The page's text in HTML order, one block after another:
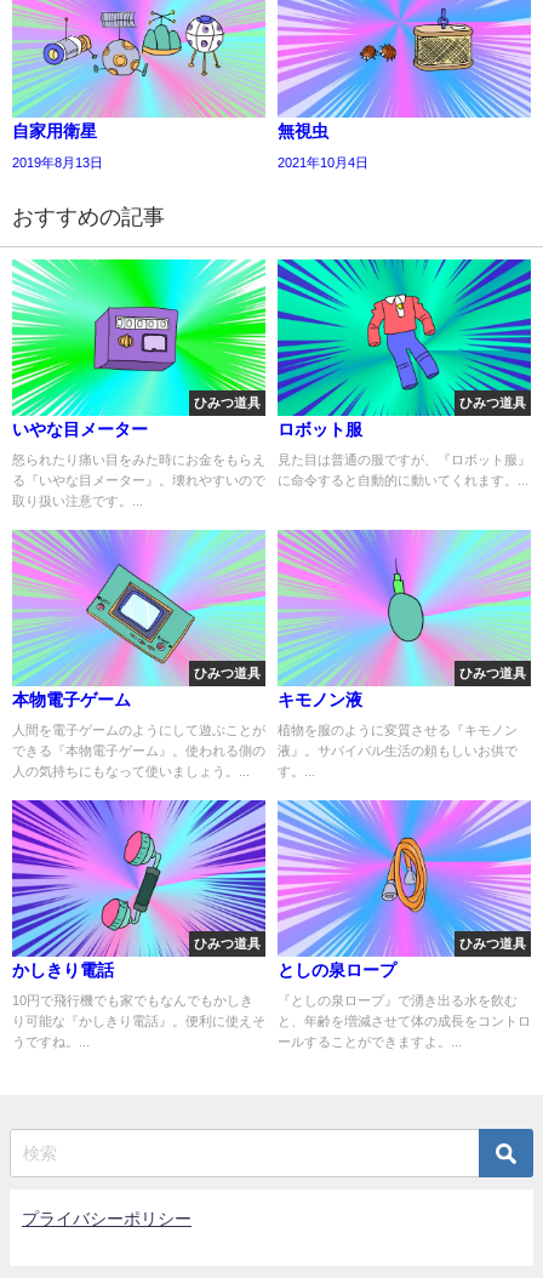
自家用衛星
2019年8月13日
無視虫
2021年10月4日
おすすめの記事
ひみつ道具
いやな目メーター
怒られたり痛い目をみた時にお金をもらえ
る『いやな目メーター』。壊れやすいので
取り扱い注意です。...
ひみつ道具
ロボット服
見た目は普通の服ですが、『ロボット服』
に命令すると自動的に動いてくれます。...
ひみつ道具
本物電子ゲーム
人間を電子ゲームのようにして遊ぶことが
できる『本物電子ゲーム』。使われる側の
人の気持ちにもなって使いましょう。...
ひみつ道具
キモノン液
植物を服のように変質させる『キモノン
液』。サバイバル生活の頼もしいお供で
す。...
ひみつ道具
かしきり電話
10円で飛行機でも家でもなんでもかしき
り可能な『かしきり電話』。便利に使えそ
うですね。...
ひみつ道具
としの泉ロープ
『としの泉ロープ』で湧き出る水を飲む
と、年齢を増減させて体の成長をコントロ
ールすることができますよ。...
プライバシーポリシー